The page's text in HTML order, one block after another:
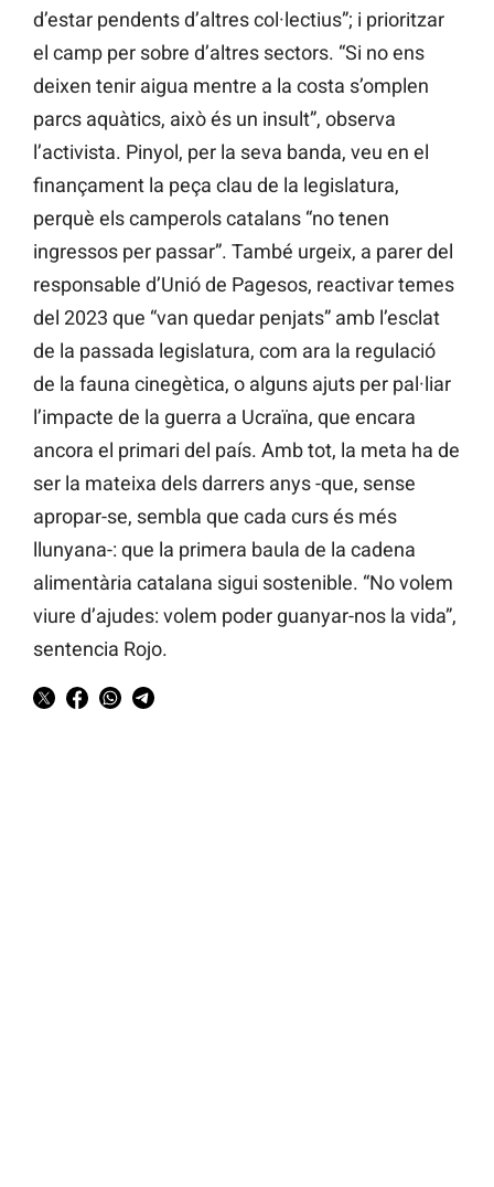
d’estar pendents d’altres col·lectius”; i prioritzar
el camp per sobre d’altres sectors. “Si no ens
deixen tenir aigua mentre a la costa s’omplen
parcs aquàtics, això és un insult”, observa
l’activista. Pinyol, per la seva banda, veu en el
finançament la peça clau de la legislatura,
perquè els camperols catalans “no tenen
ingressos per passar”. També urgeix, a parer del
responsable d’Unió de Pagesos, reactivar temes
del 2023 que “van quedar penjats” amb l’esclat
de la passada legislatura, com ara la regulació
de la fauna cinegètica, o alguns ajuts per pal·liar
l’impacte de la guerra a Ucraïna, que encara
ancora el primari del país. Amb tot, la meta ha de
ser la mateixa dels darrers anys -que, sense
apropar-se, sembla que cada curs és més
llunyana-: que la primera baula de la cadena
alimentària catalana sigui sostenible. “No volem
viure d’ajudes: volem poder guanyar-nos la vida”,
sentencia Rojo.